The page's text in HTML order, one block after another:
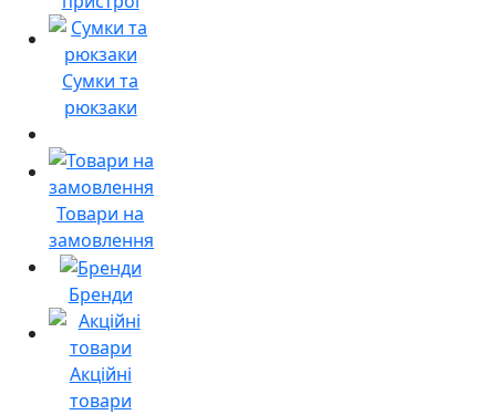
Сумки та
рюкзаки
Товари на
замовлення
Бренди
Акційні
товари